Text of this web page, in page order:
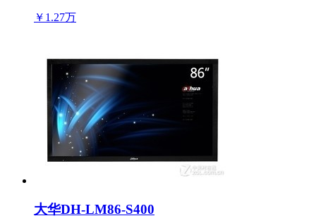
￥1.27万
大华DH-LM86-S400